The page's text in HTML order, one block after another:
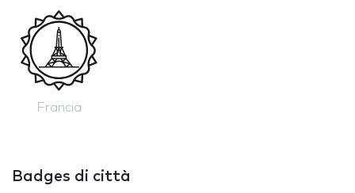
Francia
Badges di città